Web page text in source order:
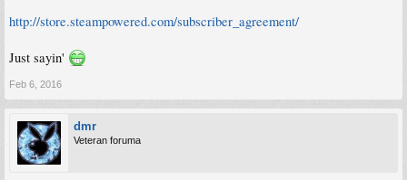
http://store.steampowered.com/subscriber_agreement/
Just sayin'
Feb 6, 2016
dmr
Veteran foruma